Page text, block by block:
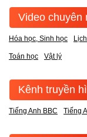
Video chuyên
Hóa học, Sinh học
Toán học Vật lý
Kênh truyền
Tiếng Anh BBC Tiếng